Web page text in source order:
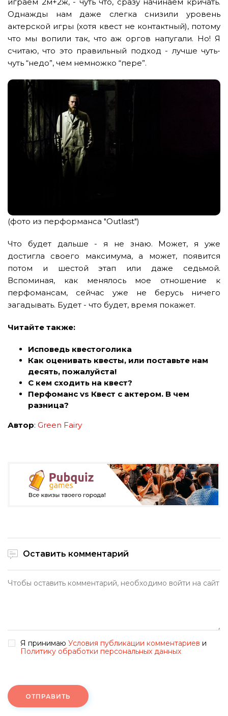
Однажды нам даже слегка снизили уровень
актерской игры (хотя квест не контактный), потому
что мы вопили так, что аж оргов напугали. Но! Я
считаю, что это правильный подход - лучше чуть-
чуть “недо”, чем немножко “пере”.
(фото из перформанса "Outlast")
Что будет дальше - я не знаю. Может, я уже
достигла своего максимума, а может, появится
потом и шестой этап или даже седьмой.
Вспоминая, как менялось мое отношение к
перфомансам, сейчас уже не берусь ничего
загадывать. Будет - что будет, время покажет.
Читайте также:
Исповедь квестоголика
Как оценивать квесты, или поставьте нам
десять, пожалуйста!
С кем сходить на квест?
Перфоманс vs Квест с актером. В чем
разница?
Автор: Green Fairy
Оставить комментарий
Я принимаю Условия публикации комментариев и
Политику обработки персональных данных
ОТПРАВИТЬ